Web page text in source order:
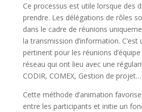
Ce processus est utile lorsque des
prendre. Les délégations de rôles
dans le cadre de réunions
la transmission d’information. C’est
pertinent pour les réunions
réseau qui ont lieu avec une
CODIR, COMEX, Gestion de
Cette méthode d’animation
entre les participants et initie un